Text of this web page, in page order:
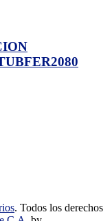
. Todos los derechos